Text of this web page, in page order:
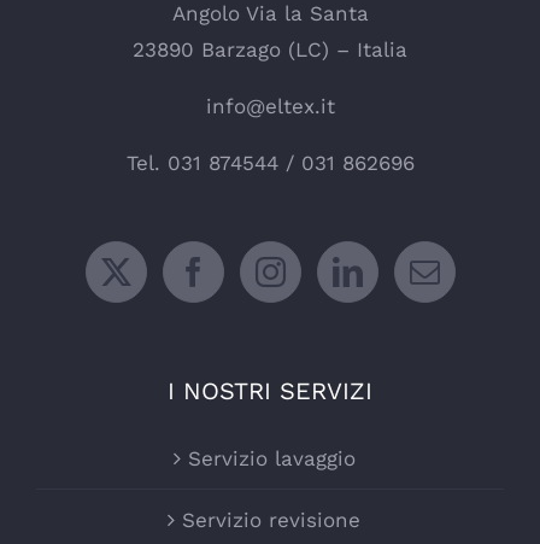
Angolo Via la Santa
23890 Barzago (LC) – Italia
info@eltex.it
Tel. 031 874544/ 031 862696
I NOSTRI SERVIZI
Servizio lavaggio
Servizio revisione